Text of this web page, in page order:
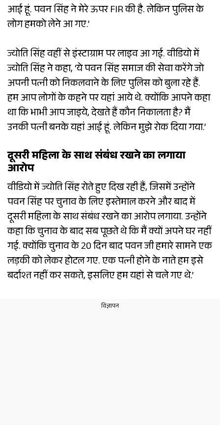
आई हूं. पवन सिंह ने मेरे ऊपर FIR की है. लेकिन पुलिस के
लोग हमको लेने आ गए.’
ज्योति सिंह वहीं से इंस्टाग्राम पर लाइव आ गई. वीडियो में
ज्योति सिंह ने कहा, ‘ये पवन सिंह समाज की सेवा करेंगे जो
अपनी पत्नी को निकलवाने के लिए पुलिस को बुला रहे हैं.
हम आप लोगों के कहने पर यहां आये थे. क्योंकि आपने कहा
था कि भाभी आप जाइये, देखते हैं कौन निकालता है? मैं
उनकी पत्नी बनके यहां आई हूं. लेकिन मुझे रोक दिया गया.’
दूसरी महिला के साथ संबंध रखने का लगाया
आरोप
वीडियो में ज्योति सिंह रोते हुए दिख रही हैं, जिसमें उन्होंने
पवन सिंह पर चुनाव के लिए इस्तेमाल करने और बाद में
दूसरी महिला के साथ संबंध रखने का आरोप लगाया. उन्होंने
कहा कि चुनाव के बाद सब पूछते थे कि मैं क्यों अपने घर नहीं
गई. क्योंकि चुनाव के 20 दिन बाद पवन जी हमारे सामने एक
लड़की को लेकर होटल गए. एक पत्नी होने के नाते हम इसे
बर्दाश्त नहीं कर सकते, इसलिए हम यहां से चले गए थे.’